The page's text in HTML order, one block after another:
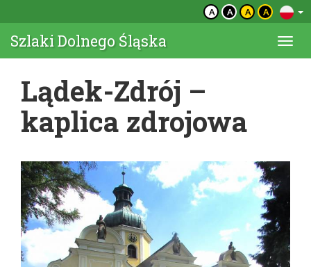
A A A A
Szlaki Dolnego Śląska
Lądek-Zdrój –
kaplica zdrojowa